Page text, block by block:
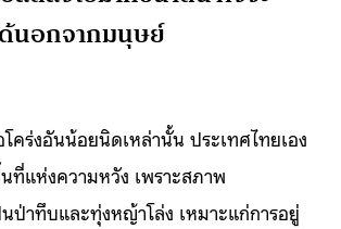
ด้นอกจากมนุษย์
คร่งอันน้อยนิดเหล่านั้น ประเทศไทยเอง
ที่แห่งความหวัง เพราะสภาพ
ป่าทึบและทุ่งหญ้าโล่ง เหมาะแก่การอยู่